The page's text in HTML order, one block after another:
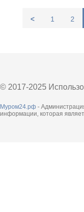
< 1 2
© 2017-2025
Муром24.рф -
информации, которая